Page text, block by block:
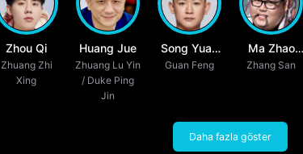
Zhou Qi
Zhuang Zhi
Xing
Huang Jue
Zhuang Lu Yin
/ Duke Ping
Jin
Song Yuan
Fu
Guan Feng
Ma Zhao
Zhuang
Zhang San
Daha fazla göster